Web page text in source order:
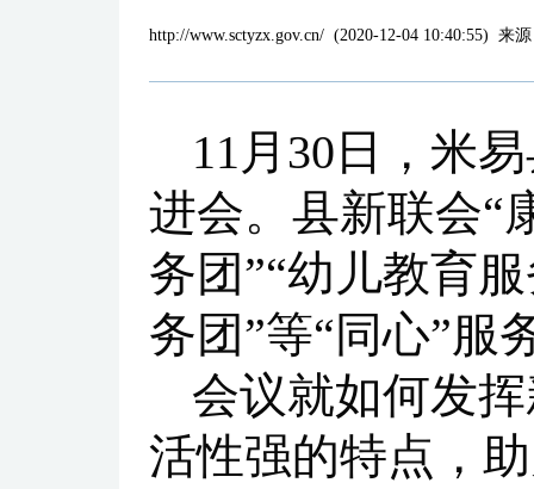
http://www.sctyzx.gov.cn/ (2020-12-04 10:40:55) 来
11月30日，米
进会。县新联会“
务团”“幼儿教育
务团”等“同心”服
会议就如何发
活性强的特点，